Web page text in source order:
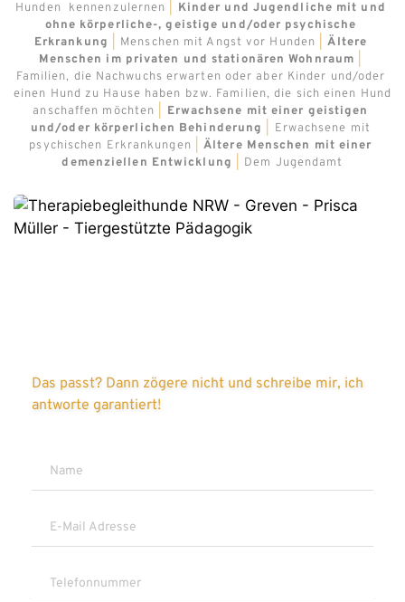
Hunden  kennenzulernen
Kinder und Jugendliche mit und
ohne körperliche-, geistige und/oder psychische
Erkrankung
Menschen mit Angst vor Hunden
Ältere
Menschen im privaten und stationären Wohnraum
Familien, die Nachwuchs erwarten oder aber Kinder und/oder
einen Hund zu Hause haben bzw. Familien, die sich einen Hund
anschaffen möchten
Erwachsene mit einer geistigen
und/oder körperlichen Behinderung
Erwachsene mit
psychischen Erkrankungen
Ältere Menschen mit einer
demenziellen Entwicklung
Dem Jugendamt
Das passt? Dann zögere nicht und schreibe mir, ich
antworte garantiert!